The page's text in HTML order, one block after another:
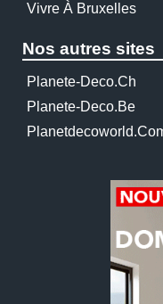
Vivre À Bruxelles
Nos autres sites
Planete-Deco.ch
Planete-Deco.be